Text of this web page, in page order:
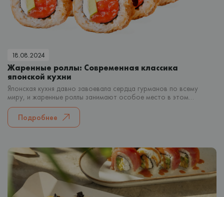
18.08.2024
Жаренные роллы: Современная классика
японской кухни
Японская кухня давно завоевала сердца гурманов по всему
миру, и жаренные роллы занимают особое место в этом
кулинарном царстве. Если вы еще не пробовали это
гастрономическое чудо, то вы упускаете возможность
насладиться невероятным вкусом и текстурой. Жаренные роллы
Подробнее